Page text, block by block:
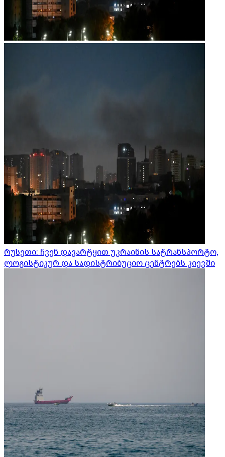
რუსეთი: ჩვენ დავარტყით უკრაინის სატრანსპორტო,
ლოგისტიკურ და სადისტრიბუციო ცენტრებს კიევში